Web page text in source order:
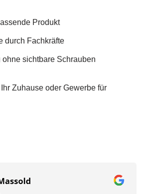
Produkt
durch Fachkräfte
sichtbare Schrauben
Zuhause oder Gewerbe für